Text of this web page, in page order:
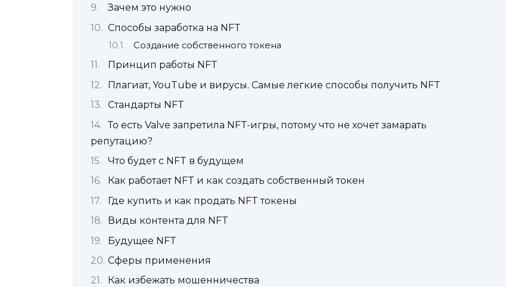
Зачем это нужно
Способы заработка на NFT
Создание собственного токена
Принцип работы NFT
Плагиат, YouTube и вирусы. Самые легкие способы получить NFT
Стандарты NFT
То есть Valve запретила NFT-игры, потому что не хочет замарать
репутацию?
Что будет с NFT в будущем
Как работает NFT и как создать собственный токен
Где купить и как продать NFT токены
Виды контента для NFT
Будущее NFT
Сферы применения
Как избежать мошенничества